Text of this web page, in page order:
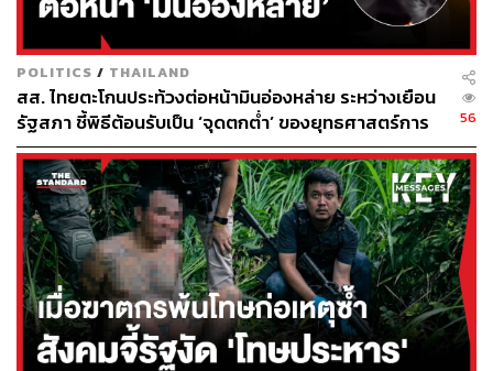
กรณีนี้น่าจะใกล้เคียงกับเรื่อง ‘ภาวะภัยทางศีลธรรม’ (Moral
Hazard) ที่นักเศรษฐศาสตร์มีแนวคิดว่าคนจะมีพฤติกรรม
เสี่ยงมากขึ้นหลังถ่ายโอนความเสี่ยงไปให้ผู้รับประกันแล้ว นั่น
คือ คนไข้จะไม่ดูแลตัวเอง ไม่ปรับเปลี่ยนพฤติกรรม เพราะถึง
ป่วยมาโรงพยาบาลก็ไม่ต้องเสียค่ารักษา
สุดท้ายคือแผนก ‘ผู้ป่วยนอก’ สภาพแออัดหรือ ‘คนไข้ล้นโรง
พยาบาล’ ทุกวันทำให้อดคิดเช่นนั้นไม่ได้ บางคนป่วยเป็นโรค
ที่ป้องกันได้ บางคนป่วยเป็นโรคทั่วไปที่น่าจะดูแลตัวเองก่อน
ได้ บางคนขอยาเพิ่มนอกจากอาการที่ทำให้มาโรงพยาบาล
เช่น ยาแก้แพ้ ยานวด ยาหยอดตา
คนไข้กลุ่มโรคเรื้อรังบางคนควบคุมระดับความดันโลหิต
ระดับน้ำตาลหรือไขมันในเลือดไม่ได้ตามเป้าหมาย เพราะ
POLITICS / THAILAND
สส. ไทยตะโกนประท้วงต่อหน้ามินอ่องหล่าย ระหว่างเยือน
รัฐสภา ชี้พิธีต้อนรับเป็น ‘จุดตกต่ำ’ ของยุทธศาสตร์การ
ทูตไทย
56